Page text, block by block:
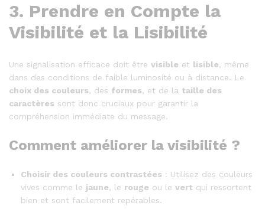
3. Prendre en Compte la
Visibilité et la Lisibilité
Une signalisation efficace doit être visible et lisible, même
dans des conditions de faible luminosité ou à distance. Le
choix des couleurs, des formes, et de la taille des
caractères sont donc cruciaux pour garantir la
compréhension immédiate du message.
Comment améliorer la visibilité ?
Choisir des couleurs contrastées : Utilisez des couleurs
vives comme le jaune, le rouge ou le vert qui ressortent
bien et sont facilement repérables.